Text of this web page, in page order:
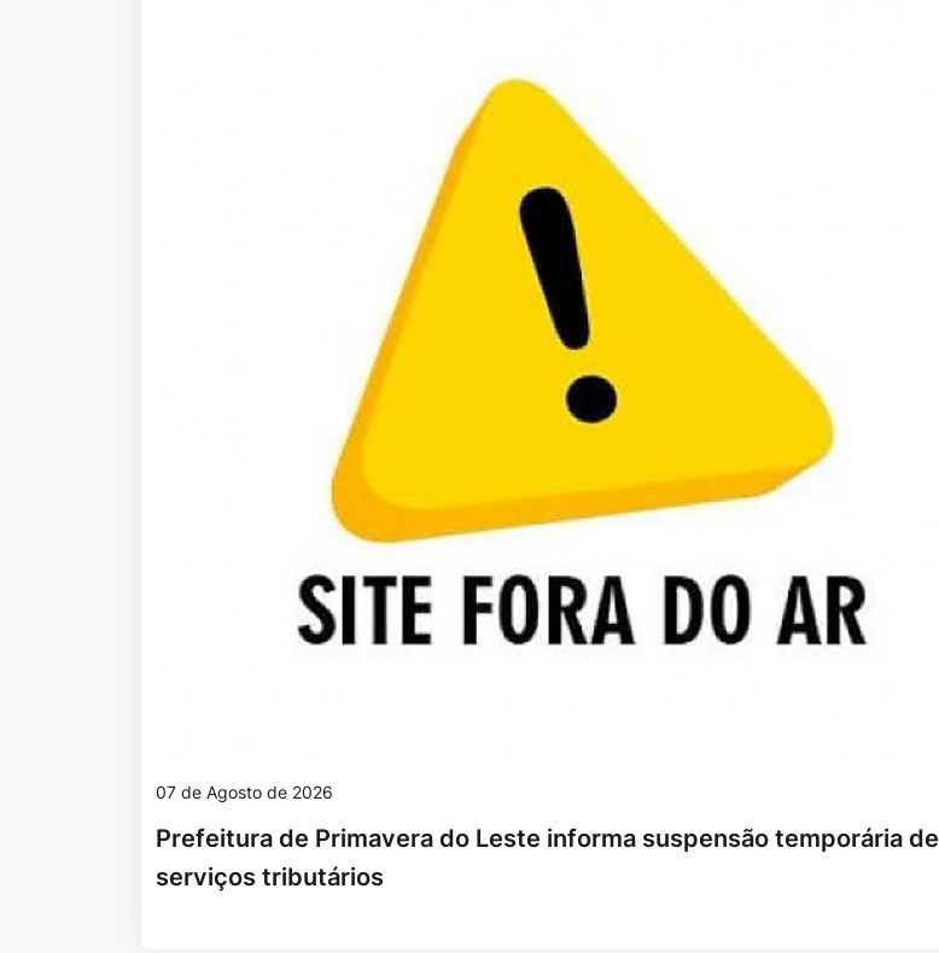
07 de Agosto de 2026
Prefeitura de Primavera do Leste informa suspensão temporária de
serviços tributários